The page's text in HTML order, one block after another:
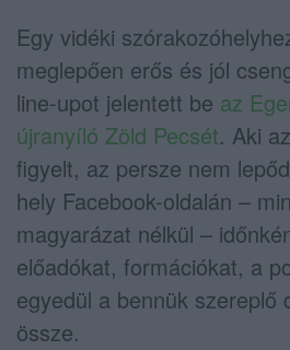
Egy vidéki
meglepően erős és jól
line-upot jelentett be az
újranyíló Zöld Pecsét. Aki
figyelt, az persze nem
hely Facebook-oldalán –
magyarázat nélkül –
előadókat, formációkat, a
egyedül a bennük szereplő
össze.